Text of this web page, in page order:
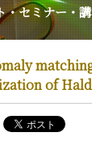
・セミナー・
of